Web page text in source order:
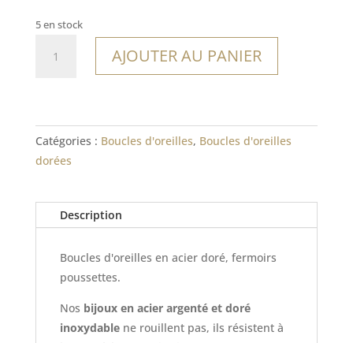
5 en stock
AJOUTER AU PANIER
Catégories : Boucles d'oreilles, Boucles d'oreilles
dorées
Description
Boucles d'oreilles en acier doré, fermoirs
poussettes.
Nos bijoux en acier argenté et doré
inoxydablene rouillent pas, ils résistent à